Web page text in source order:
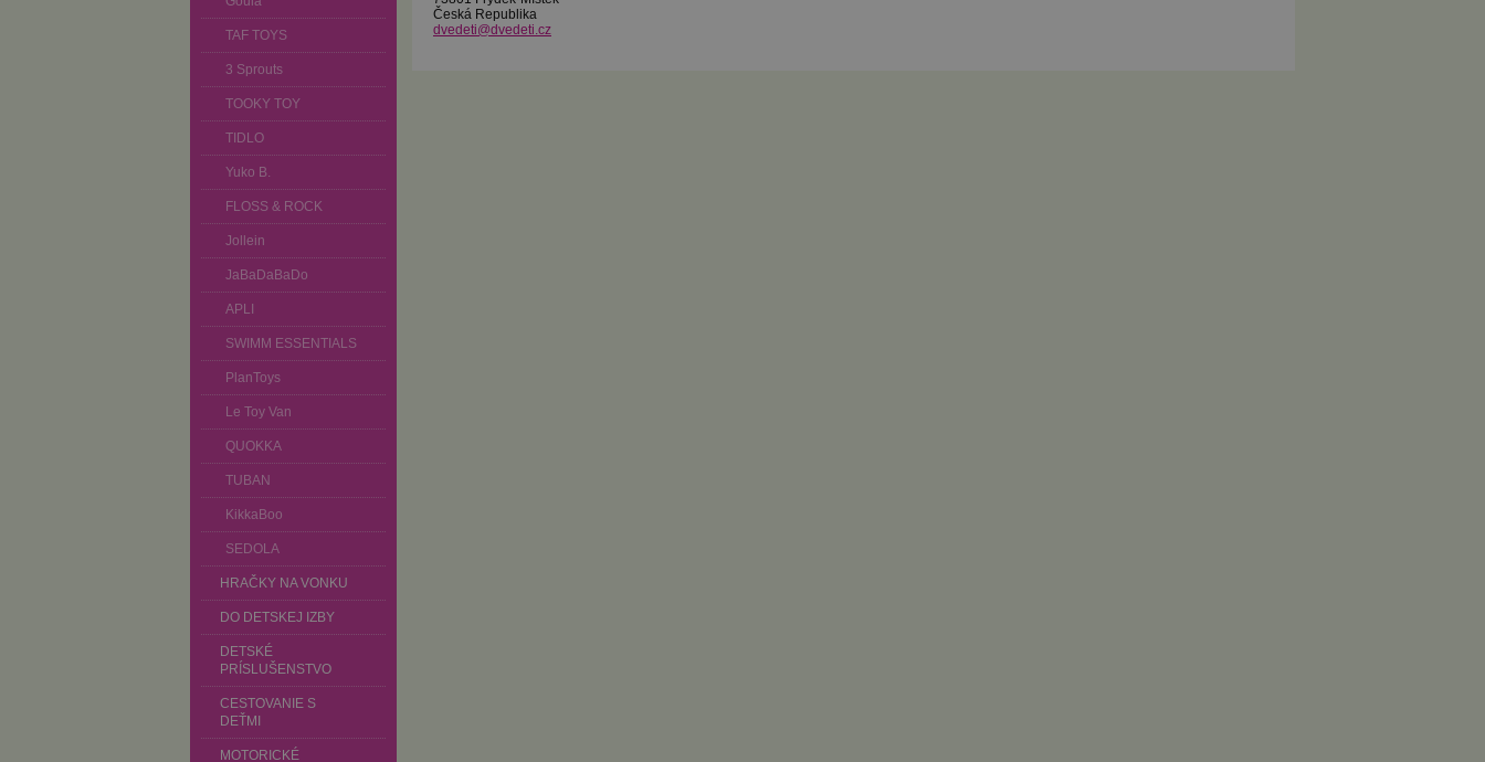
TAF TOYS
3 Sprouts
TOOKY TOY
TIDLO
Yuko B.
FLOSS & ROCK
Jollein
JaBaDaBaDo
APLI
SWIMM ESSENTIALS
PlanToys
Le Toy Van
QUOKKA
TUBAN
KikkaBoo
SEDOLA
HRAČKY NA VONKU
DO DETSKEJ IZBY
DETSKÉ
PRÍSLUŠENSTVO
CESTOVANIE S
DEŤMI
MOTORICKÉ
Česká Republika
dvedeti@dvedeti.cz